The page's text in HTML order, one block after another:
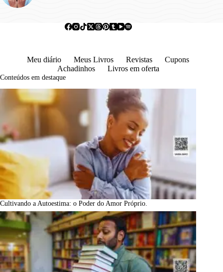
Meu diário Meus Livros Revistas
Cupons
Achadinhos
Livros em oferta
Conteúdos em destaque
Cultivando a Autoestima: o Poder do Amor Próprio.